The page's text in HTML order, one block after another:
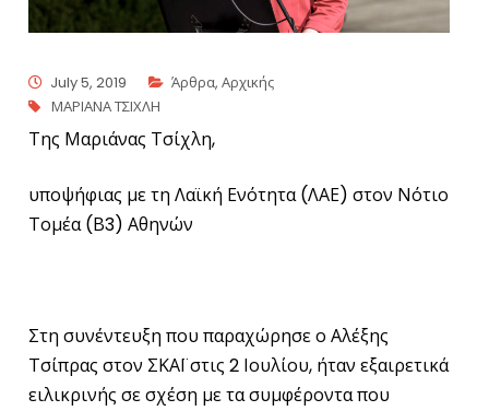
July 5, 2019 Άρθρα,Αρχικής
ΜΑΡΙΑΝΑ ΤΣΙΧΛΗ
Της Μαριάνας Τσίχλη,
υποψήφιας με τη Λαϊκή Ενότητα (ΛΑΕ) στον Νότιο
Τομέα (Β3) Αθηνών
Στη συνέντευξη που παραχώρησε ο Αλέξης
Τσίπρας στον ΣΚΑΪ στις 2 Ιουλίου, ήταν εξαιρετικά
ειλικρινής σε σχέση με τα συμφέροντα που